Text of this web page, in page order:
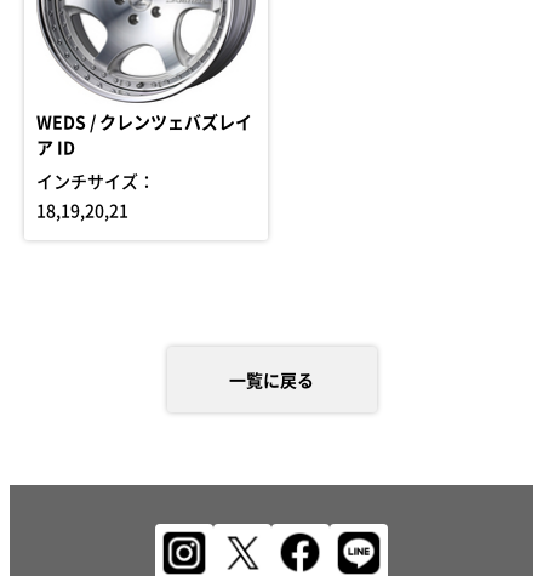
WEDS / クレンツェバズレイ
ア ID
インチサイズ：
18,19,20,21
一覧に戻る